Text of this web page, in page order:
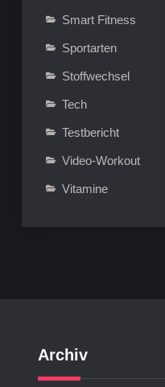
Smart Fitness
Sportarten
Stoffwechsel
Tech
Testbericht
Video-Workout
Vitamine
Archiv